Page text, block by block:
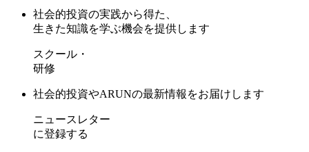
社会的投資の実践から得た、
生きた知識を学ぶ機会を提供します
スクール・
研修
社会的投資やARUNの最新情報をお届けします
ニュースレター
に登録する